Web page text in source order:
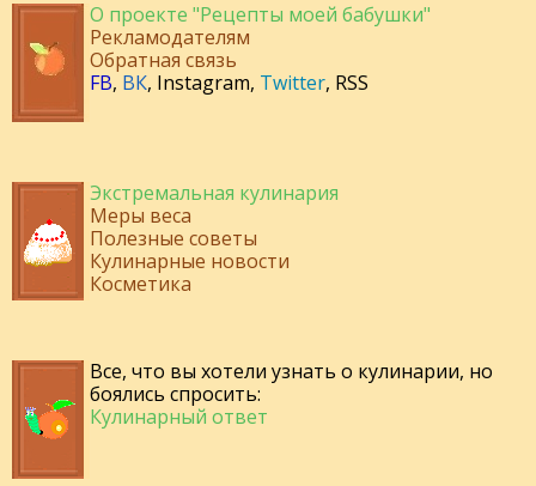
О проекте "Рецепты моей бабушки"
Рекламодателям
Обратная связь
FB, ВК, Instagram, Twitter, RSS
Экстремальная кулинария
Меры веса
Полезные советы
Кулинарные новости
Косметика
Все, что вы хотели узнать о кулинарии, но
боялись спросить:
Кулинарный ответ